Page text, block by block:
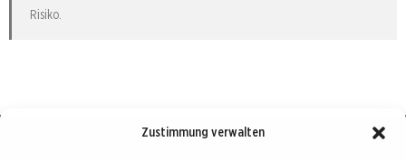
Zustimmung verwalten
Risiko.
Börse : lokal, international, global